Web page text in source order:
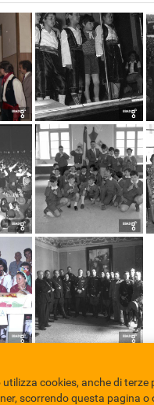
Servizio Bibliotecario Nazionale
cookies, anche di terze
scorrendo questa pagina o